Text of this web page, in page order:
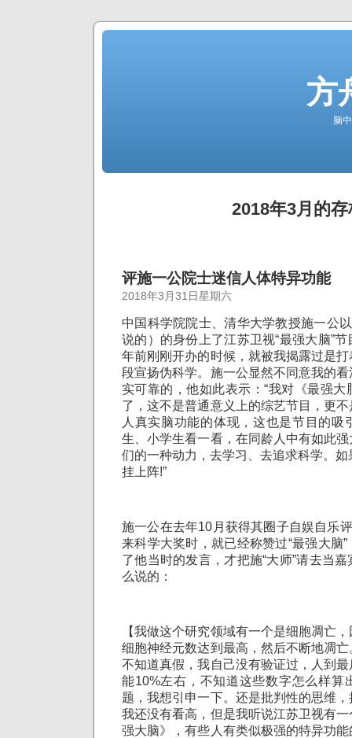
方
脑
2018年3月的存
评施一公院士迷信人体特异功能
2018年3月31日星期六
中国科学院院士、清华大学教授施一公
说的）的身份上了江苏卫视“最强大脑”
年前刚刚开办的时候，就被我揭露过是
段宣扬伪科学。施一公显然不同意我的
实可靠的，他如此表示：“我对《最强
了，这不是普通意义上的综艺节目，更
人真实脑功能的体现，这也是节目的吸
生、小学生看一看，在同龄人中有如此
们的一种动力，去学习、去追求科学。
挂上阵!”
施一公在去年10月获得其圈子自娱自乐
来科学大奖时，就已经称赞过“最强大脑
了他当时的发言，才把施“大师”请去当
么说的：
【我做这个研究领域有一个是细胞凋亡
细胞神经元数达到最高，然后不断地凋
不知道真假，我自己没有验证过，人到
能10%左右，不知道这些数字怎么样算
题，我想引申一下。还是批判性的思维
我还没有看高，但是我听说江苏卫视有
强大脑》，有些人有类似极强的特异功